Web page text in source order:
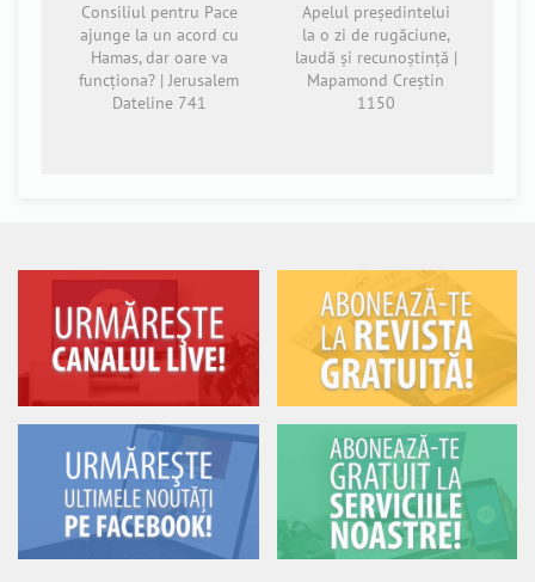
Consiliul pentru Pace
ajunge la un acord cu
Hamas, dar oare va
funcționa? | Jerusalem
Dateline 741
Apelul președintelui
la o zi de rugăciune,
laudă și recunoștință |
Mapamond Creștin
1150